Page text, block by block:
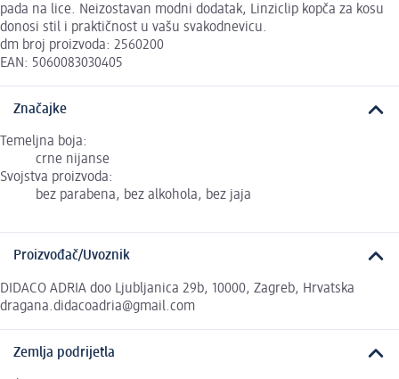
pada na lice. Neizostavan modni dodatak, Linziclip kopča za kosu
donosi stil i praktičnost u vašu svakodnevicu.
dm broj proizvoda: 2560200
EAN: 5060083030405
Značajke
Temeljna boja:
crne nijanse
Svojstva proizvoda:
bez parabena, bez alkohola, bez jaja
Proizvođač/Uvoznik
DIDACO ADRIA doo Ljubljanica 29b, 10000, Zagreb, Hrvatska
dragana.didacoadria@gmail.com
Zemlja podrijetla